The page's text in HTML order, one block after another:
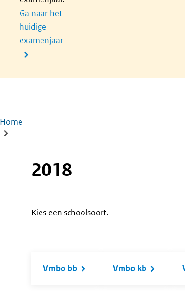
Ga naar het
huidige
examenjaar
Kruimelpad
Home
2018
Kies een schoolsoort.
Vmbo bb Vmbo kb